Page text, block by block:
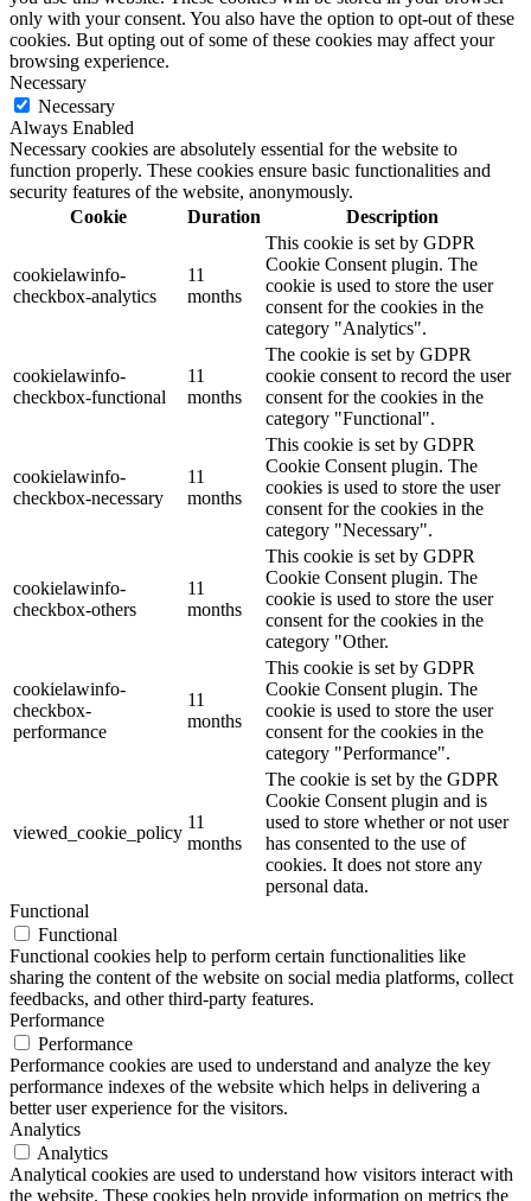
only with your consent. You also have the option to opt-out of these
cookies. But opting out of some of these cookies may affect your
browsing experience.
Necessary
Necessary
Always Enabled
Necessary cookies are absolutely essential for the website to
function properly. These cookies ensure basic functionalities and
security features of the website, anonymously.
Cookie
Duration Description
cookielawinfo-
checkbox-analytics
11
months
This cookie is set by GDPR
Cookie Consent plugin. The
cookie is used to store the user
consent for the cookies in the
category "Analytics".
cookielawinfo-
checkbox-functional
11
months
The cookie is set by GDPR
cookie consent to record the user
consent for the cookies in the
category "Functional".
cookielawinfo-
checkbox-necessary
11
months
This cookie is set by GDPR
Cookie Consent plugin. The
cookies is used to store the user
consent for the cookies in the
category "Necessary".
cookielawinfo-
checkbox-others
11
months
This cookie is set by GDPR
Cookie Consent plugin. The
cookie is used to store the user
consent for the cookies in the
category "Other.
cookielawinfo-
checkbox-
performance
11
months
This cookie is set by GDPR
Cookie Consent plugin. The
cookie is used to store the user
consent for the cookies in the
category "Performance".
viewed_cookie_policy
11
months
The cookie is set by the GDPR
Cookie Consent plugin and is
used to store whether or not user
has consented to the use of
cookies. It does not store any
personal data.
Functional
Functional
Functional cookies help to perform certain functionalities like
sharing the content of the website on social media platforms, collect
feedbacks, and other third-party features.
Performance
Performance
Performance cookies are used to understand and analyze the key
performance indexes of the website which helps in delivering a
better user experience for the visitors.
Analytics
Analytics
Analytical cookies are used to understand how visitors interact with
the website. These cookies help provide information on metrics the